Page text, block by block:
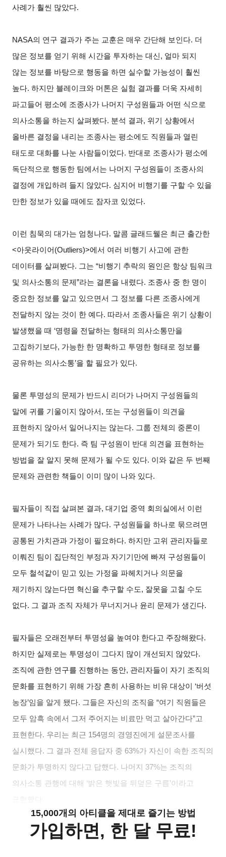
사례가 훨씬 많았다.
NASA의 연구 결과가 주는 교훈은 매우 간단해 보인다. 더
많은 정보를 얻기 위해 시간을 투자하는 대신, 얼마 되지
않는 정보를 바탕으로 행동을 하면 실수할 가능성이 훨씬
높다. 하지만 블레이크와 머톤은 실험 결과를 더욱 자세히
파고들어 평소에 조종사가 나머지 구성원들과 어떤 식으로
의사소통을 하는지 살펴봤다. 분석 결과, 위기 상황에서
올바른 결정을 내리는 조종사는 평소에도 직원들과 열린
태도로 대화를 나눈 사람들이었다. 반대로 조종사가 평소에
독단적으로 행동한 팀에서는 나머지 구성원들이 조종사의
결정에 개입하려 들지 않았다. 심지어 비행기를 구할 수 있을
만한 정보가 있을 때에도 잠자코 있었다.
이런 침묵의 대가는 엄청나다. 말콤 글래드웰은 최근 출간한
<아웃라이어(Outliers)>에서 여러 비행기 사고에 관한
데이터를 살펴봤다. 그는 “비행기 추락의 원인은 항상 팀워크
및 의사소통의 문제”라는 결론을 내렸다. 조종사 중 한 명이
중요한 정보를 알고 있으면서 그 정보를 다른 조종사에게
전달하지 않는 것이 한 예다. 따라서 조종사들은 위기 상황이
발생했을 때 ‘명령을 전달하는 형태의 의사소통만을
고집하기보다, 가능한 한 명확하고 투명한 형태로 정보를
공유하는 의사소통’을 할 필요가 있다.
물론 투명성의 문제가 반드시 리더가 나머지 구성원들의
말에 귀를 기울이지 않아서, 또는 구성원들이 의견을
표현하지 않아서 일어나지는 않는다. 그룹 전체의 중론이
문제가 되기도 한다. 즉 팀 구성원이 반대 의견을 표현하는
방법을 잘 알지 못해 문제가 될 수도 있다. 이와 같은 두 번째
문제와 관련한 책들이 이미 많이 나와 있다.
필자들이 직접 살펴본 결과, 대기업 중역 회의실에서 이런
문제가 나타나는 사례가 많다. 구성원들을 하나로 묶으려면
공통된 가치관과 가정이 필요하다. 하지만 고위 관리자들로
이뤄진 팀이 집단적인 부정과 자기기만에 빠져 구성원들이
모두 철석같이 믿고 있는 가정을 파헤치거나 의문을
제기하지 않는다면 혁신을 추구할 수도, 잘못을 고칠 수도
없다. 그 결과 조직 자체가 무너지거나 윤리 문제가 생긴다.
필자들은 오래전부터 투명성을 높여야 한다고 주장해왔다.
하지만 실제로는 투명성이 그다지 많이 개선되지 않았다.
조직에 관한 연구를 진행하는 동안, 관리자들이 자기 조직의
문화를 표현하기 위해 가장 흔히 사용하는 비유 대상이 ‘버섯
농장’임을 알게 됐다. 그들은 자신의 조직을 “여기 직원들은
모두 암흑 속에서 그저 주어지는 비료만 먹고 살아간다”고
표현한다. 우리는 최근 154명의 경영진에게 설문조사를
실시했다. 그 결과 전체 응답자 중 63%가 자신이 속한 조직의
문화가 투명하지 않다고 답했다. 나머지 37%는 조직의
의사소통 관행에 대해 ‘밝은 햇빛을 뒤덮은 구름’이라고
15,000개의 아티클을 제대로 즐기는 방법
가입하면, 한 달 무료!